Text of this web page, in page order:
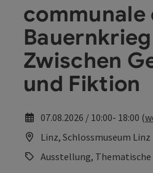
communale
Bauern­krieg
Zwischen
und Fiktion
07.08.2026 / 10:00- 18:00 (
Linz, Schlossmuseum Linz
Ausstellung,